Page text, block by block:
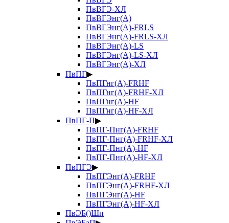
ПвВГЭ-ХЛ
ПвВГЭнг(А)
ПвВГЭнг(А)-FRLS
ПвВГЭнг(А)-FRLS-ХЛ
ПвВГЭнг(А)-LS
ПвВГЭнг(А)-LS-ХЛ
ПвВГЭнг(А)-ХЛ
ПвПГ▶
ПвПГнг(А)-FRHF
ПвПГнг(А)-FRHF-ХЛ
ПвПГнг(А)-HF
ПвПГнг(А)-HF-ХЛ
ПвПГ-П▶
ПвПГ-Пнг(А)-FRHF
ПвПГ-Пнг(А)-FRHF-ХЛ
ПвПГ-Пнг(А)-HF
ПвПГ-Пнг(А)-HF-ХЛ
ПвПГЭ▶
ПвПГЭнг(А)-FRHF
ПвПГЭнг(А)-FRHF-ХЛ
ПвПГЭнг(А)-HF
ПвПГЭнг(А)-HF-ХЛ
ПвЭБ()Шп